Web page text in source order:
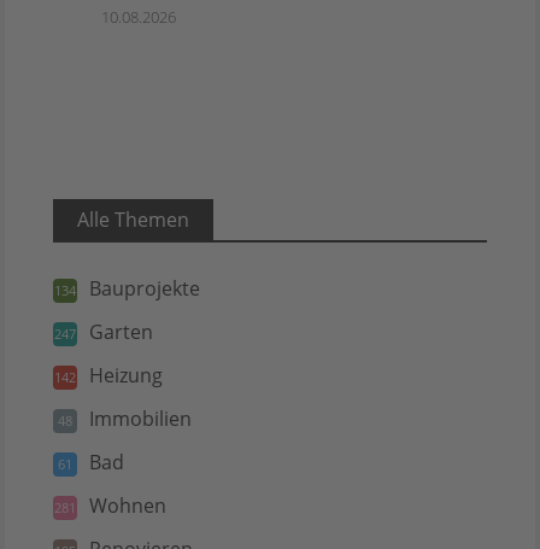
10.08.2026
Alle Themen
134 Bauprojekte
247 Garten
142 Heizung
48 Immobilien
61 Bad
281 Wohnen